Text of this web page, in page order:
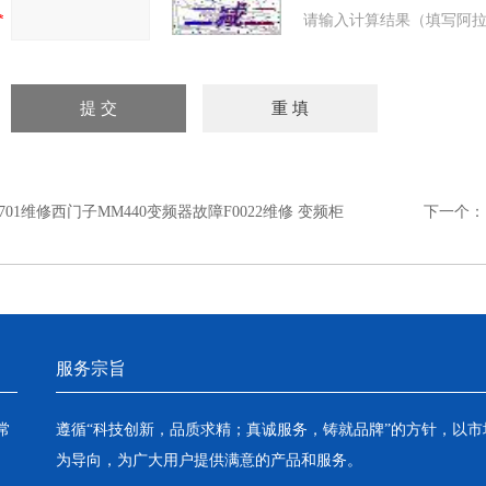
请输入计算结果（填写阿
维修西门子MM440变频器故障F0022维修 变频柜 下一个：
服务宗旨
遵循“科技创新，品质求精；真诚服务，铸就品牌”的方针，以市
为导向，为广大用户提供满意的产品和服务。